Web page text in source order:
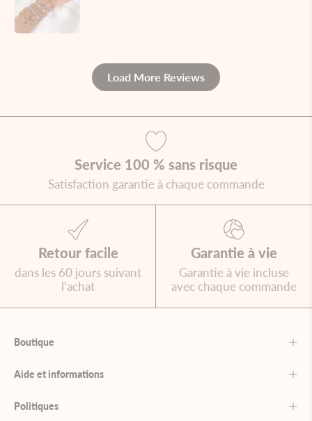
Load More Reviews
Service 100 % sans risque
Satisfaction garantie à chaque commande
Retour facile
dans les 60 jours suivant
l'achat
Garantie à vie
Garantie à vie incluse
avec chaque commande
Boutique
Aide et informations
Politiques